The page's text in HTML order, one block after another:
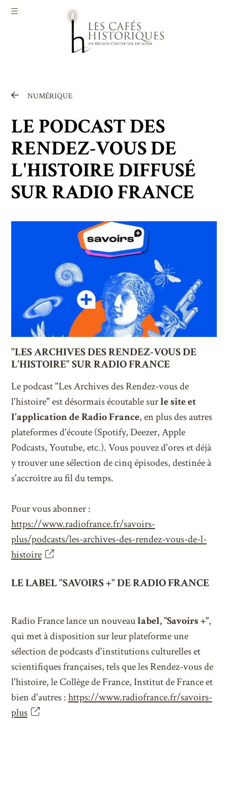
Aller au contenu principal
NUMÉRIQUE
LE PODCAST DES
RENDEZ-VOUS DE
L'HISTOIRE DIFFUSÉ
SUR RADIO FRANCE
"LES ARCHIVES DES RENDEZ-VOUS DE
L'HISTOIRE" SUR RADIO FRANCE
Le podcast "Les Archives des Rendez-vous de
l'histoire" est désormais écoutable surle site et
l'application de Radio France, en plus des autres
plateformes d'écoute (Spotify, Deezer, Apple
Podcasts, Youtube, etc.). Vous pouvez d'ores et déjà
y trouver une sélection de cinq épisodes, destinée à
s'accroître au fil du temps.
Pour vous abonner :
https://www.radiofrance.fr/savoirs-
plus/podcasts/les-archives-des-rendez-vous-de-l-
histoire
LE LABEL "SAVOIRS +" DE RADIO FRANCE
Radio France lance un nouveaulabel, "Savoirs +",
qui met à disposition sur leur plateforme une
sélection de podcasts d'institutions culturelles et
scientifiques françaises, tels que les Rendez-vous de
l'histoire, le Collège de France, Institut de France et
bien d'autres :https://www.radiofrance.fr/savoirs-
plus
Qui sommes-nous ?
Actualités
Agenda
Infos pratiques
Newsletter
Instagram
Linkedin
Twitter
Youtube